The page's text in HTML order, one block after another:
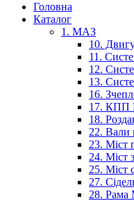
Головна
Каталог
1. МАЗ
10.
11.
12.
13.
16.
17. КПП
18.
22. Вали
23. Міст
24. Міст
25. Міст
27.
28.